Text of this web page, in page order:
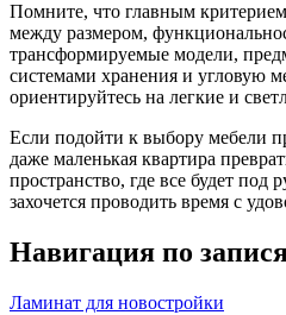
Помните, что главным
между размером,
трансформируемые модели,
системами хранения и угловую
ориентируйтесь на легкие и
Если подойти к выбору мебели
даже маленькая квартира
пространство, где все будет под
захочется проводить время с
Навигация по
Ламинат для новостройки